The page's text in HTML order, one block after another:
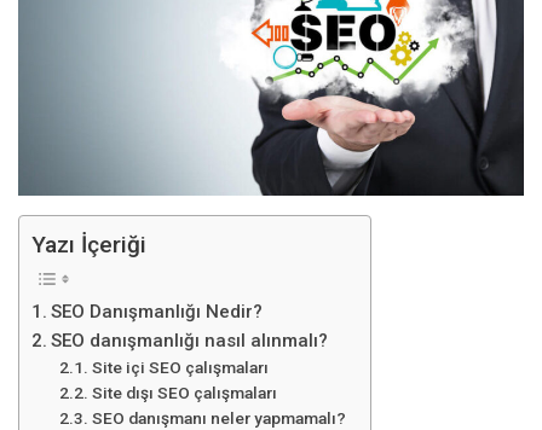
Yazı İçeriği
SEO Danışmanlığı Nedir?
SEO danışmanlığı nasıl alınmalı?
Site içi SEO çalışmaları
Site dışı SEO çalışmaları
SEO danışmanı neler yapmamalı?